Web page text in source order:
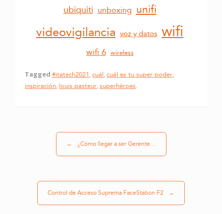
ubiquiti unboxing unifi
videovigilancia voz y datos wifi
wifi 6 wireless
Tagged #itatech2021,cuál,cuál es tu super poder,
inspiración,louis pasteur,superhéroes.
← ¿Cómo llegar a ser Gerente…
Control de Acceso Suprema FaceStation F2 →